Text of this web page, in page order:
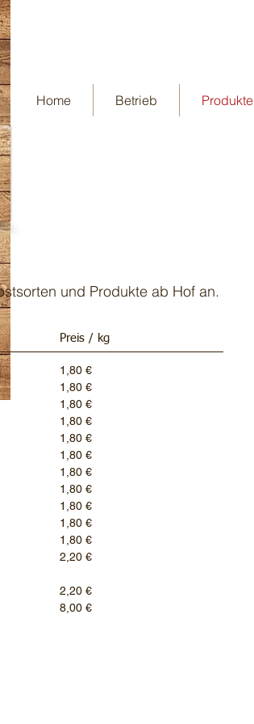
Home Betrieb Produkte
und Produkte ab Hof an.
Preis / kg
1,80 €
1,80 €
1,80 €
1,80 €
1,80 €
1,80 €
1,80 €
1,80 €
1,80 €
1,80 €
1,80 €
2,20 €
2,20 €
8,00 €